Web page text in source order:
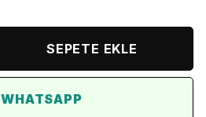
SEPETE EKLE
WHATSAPP